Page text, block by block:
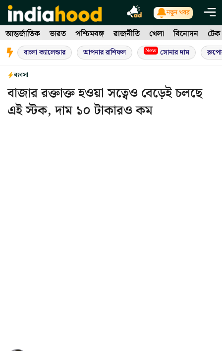
Skip
to
content
নতুন খবর
আন্তর্জাতিক ভারত পশ্চিমবঙ্গ রাজনীতি খেলা বিনোদন টেক
বাংলা ক্যালেন্ডার আপনার রাশিফল New সোনার দাম
ব্যবসা
বাজার রক্তাক্ত হওয়া সত্বেও বেড়েই চলছে
এই স্টক, দাম ১০ টাকারও কম